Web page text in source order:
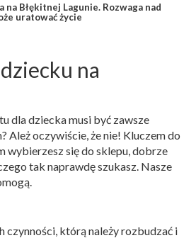
na Błękitnej Lagunie. Rozwaga nad
uratować życie
na
dla dziecka musi być zawsze
Ależ oczywiście, że nie! Kluczem do
wybierzesz się do sklepu, dobrze
tak naprawdę szukasz. Nasze
czynności, którą należy rozbudzać i